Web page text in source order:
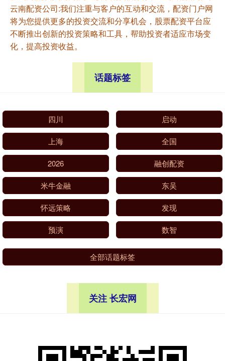
云南配资公司:我们注重与客户的互动和交流，配资门户网
将为您提供更多的投资交流和分享机会，股票配资平台应
不断推出创新的投资策略和工具，帮助投资者适应市场变
化，提高投资收益。
话题标签
四川 启动
上海 全国
2026 融创配资
米牛金融 东吴
怀远策略 发现
预演 数智
全部话题标签
关注 长宏网